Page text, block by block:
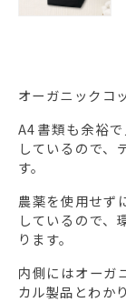
オーガニックコ
A4書類も余裕
しているので、
す。
農薬を使用せず
しているので、
ります。
内側にはオーガ
カル製品とわか